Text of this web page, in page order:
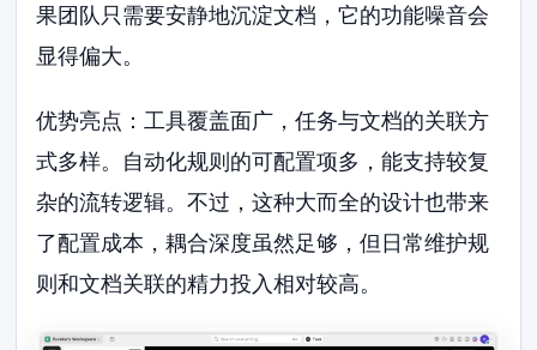
果团队只需要安静地沉淀文档，它的功能噪音会
显得偏大。
优势亮点：工具覆盖面广，任务与文档的关联方
式多样。自动化规则的可配置项多，能支持较复
杂的流转逻辑。不过，这种大而全的设计也带来
了配置成本，耦合深度虽然足够，但日常维护规
则和文档关联的精力投入相对较高。